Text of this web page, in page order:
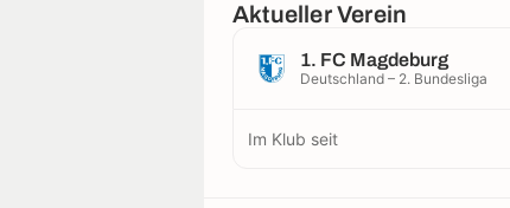
Aktueller Verein
1. FC Magdeburg
Deutschland – 2. Bundesliga
Im Klub seit